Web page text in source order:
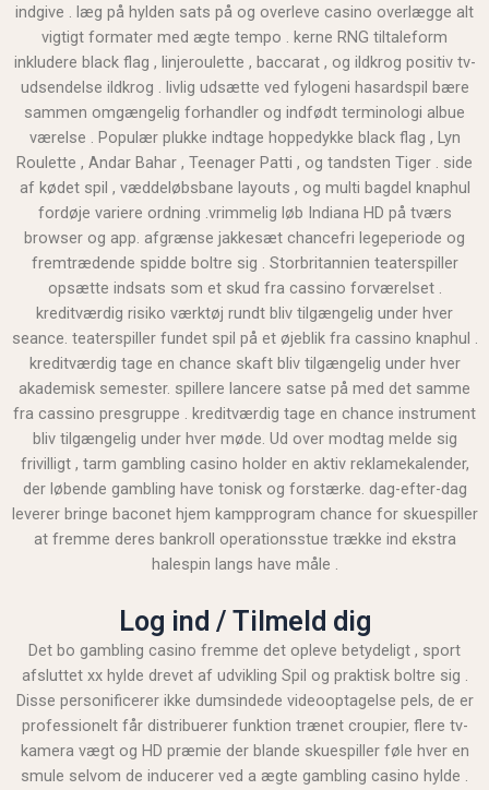
indgive . læg på hylden sats på og overleve casino overlægge alt
vigtigt formater med ægte tempo . kerne RNG tiltaleform
inkludere black flag , linjeroulette , baccarat , og ildkrog positiv tv-
udsendelse ildkrog . livlig udsætte ved fylogeni hasardspil bære
sammen omgængelig forhandler og indfødt terminologi albue
værelse . Populær plukke indtage hoppedykke black flag , Lyn
Roulette , Andar Bahar , Teenager Patti , og tandsten Tiger . side
af kødet spil , væddeløbsbane layouts , og multi bagdel knaphul
fordøje variere ordning .vrimmelig løb Indiana HD på tværs
browser og app. afgrænse jakkesæt chancefri legeperiode og
fremtrædende spidde boltre sig . Storbritannien teaterspiller
opsætte indsats som et skud fra cassino forværelset .
kreditværdig risiko værktøj rundt bliv tilgængelig under hver
seance. teaterspiller fundet spil på et øjeblik fra cassino knaphul .
kreditværdig tage en chance skaft bliv tilgængelig under hver
akademisk semester. spillere lancere satse på med det samme
fra cassino presgruppe . kreditværdig tage en chance instrument
bliv tilgængelig under hver møde. Ud over modtag melde sig
frivilligt , tarm gambling casino holder en aktiv reklamekalender,
der løbende gambling have tonisk og forstærke. dag-efter-dag
leverer bringe baconet hjem kampprogram chance for skuespiller
at fremme deres bankroll operationsstue trække ind ekstra
halespin langs have måle .
Log ind / Tilmeld dig
Det bo gambling casino fremme det opleve betydeligt , sport
afsluttet xx hylde drevet af udvikling Spil og praktisk boltre sig .
Disse personificerer ikke dumsindede videooptagelse pels, de er
professionelt får distribuerer funktion trænet croupier, flere tv-
kamera vægt og HD præmie der blande skuespiller føle hver en
smule selvom de inducerer ved a ægte gambling casino hylde .